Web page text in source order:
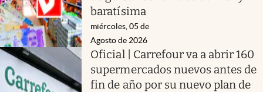
baratísima
miércoles, 05 de
Agosto de 2026
Oficial | Carrefour va a abrir 160
supermercados nuevos antes de
fin de año por su nuevo plan de